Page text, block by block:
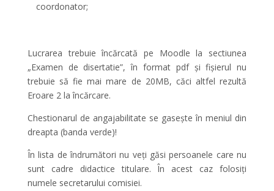
coordonator;
Lucrarea trebuie încărcată pe Moodle la sectiunea
„Examen de disertatie”, în format pdf și fișierul nu
trebuie să fie mai mare de 20MB, căci altfel rezultă
Eroare 2 la încărcare.
Chestionarul de angajabilitate se gasește în meniul din
dreapta (banda verde)!
În lista de îndrumători nu veți găsi persoanele care nu
sunt cadre didactice titulare. În acest caz folosiți
numele secretarului comisiei.